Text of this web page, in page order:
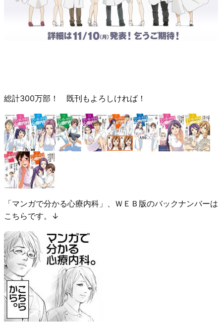
総計300万部！ 既刊もよろしければ！
「マンガで分かる心療内科」、ＷＥＢ版のバックナンバーは
こちらです。↓